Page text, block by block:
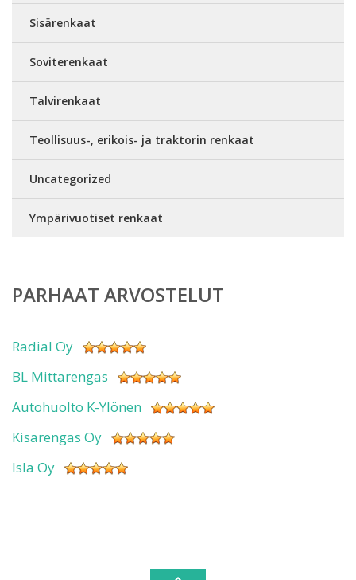
Sisärenkaat
Soviterenkaat
Talvirenkaat
Teollisuus-, erikois- ja traktorin renkaat
Uncategorized
Ympärivuotiset renkaat
PARHAAT ARVOSTELUT
Radial Oy
BL Mittarengas
Autohuolto K-Ylönen
Kisarengas Oy
Isla Oy